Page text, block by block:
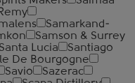
Samarkand-
Samson & Surrey
Santa Lucia
Santiago
De Bourgogne
Savio
Sazerac